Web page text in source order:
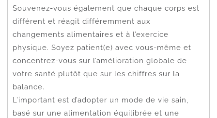
Souvenez-vous également que chaque corps est
différent et réagit différemment aux
changements alimentaires et à l’exercice
physique. Soyez patient(e) avec vous-même et
concentrez-vous sur l’amélioration globale de
votre santé plutôt que sur les chiffres sur la
balance.
L’important est d’adopter un mode de vie sain,
basé sur une alimentation équilibrée et une